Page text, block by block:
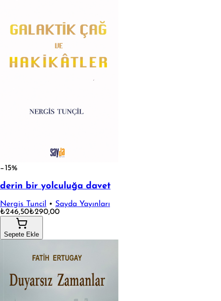
−15%
derin bir yolculuğa davet
Nergis Tuncil • Sayda Yayınları
₺246,50₺290,00
Sepete Ekle